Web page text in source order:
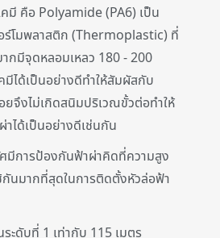
มี คือ Polyamide (PA6) เป็น
ร์โมพลาสติก (Thermoplastic) ที่
มีจุดหลอมเหลว 180 - 200
มีได้เป็นอย่างดีทำให้สัมผัสกับ
จึงไม่เกิดสนิมปริเวณขั้วต่อทำให้
ได้เป็นอย่างดีเช่นกัน
มีการป้องกันฟ้าผ่าคิดที่ความสูง
กันมากที่สุดในการติดตั้งหัวล่อฟ้า
ะดับที่ 1 เท่ากับ 115 เมตร